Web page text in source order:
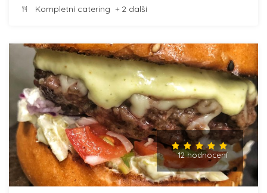
Kompletní catering + 2 další
12 hodnocení